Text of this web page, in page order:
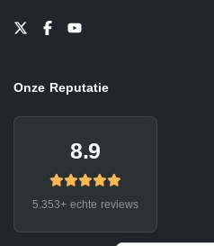
Onze Reputatie
8.9
5.353+ echte reviews